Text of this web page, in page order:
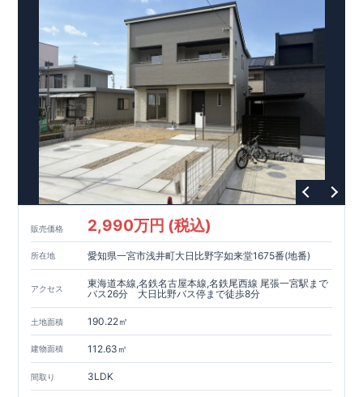
(徒歩約10分) 善東幼稚園(徒歩約11分) ファミリーマート新赤坪
店(徒歩約1分) ヤマダイ笠寺店(徒歩約3分) ドラッグスギヤマ笠
寺店(徒歩約2分) 笠寺精治療病院(徒歩約1分) 白雲公園（徒歩約
3分）​
!ご相談ご予約受付中!
仕事終わりのご相談も可能です! ・ホームページに載っていない
詳しい内容や、資金計画のご相談、ご質問等がございましたら
お気軽にご連絡下さい。 TEL
052-629-5635
東栄住宅 名古屋
営業所
販売価格 2,990万円 (税込)
所在地 愛知県一宮市浅井町大日比野字如来堂1675番(地番)
アクセス
東海道本線,名鉄名古屋本線,名鉄尾西線 尾張一宮駅まで
バス26分 大日比野バス停まで徒歩8分
土地面積 190.22㎡
建物面積 112.63㎡
間取り 3LDK